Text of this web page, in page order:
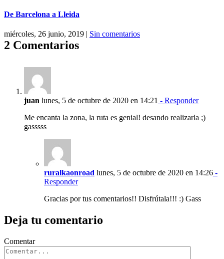
De Barcelona a Lleida
miércoles, 26 junio, 2019 | Sin comentarios
2 Comentarios
juan lunes, 5 de octubre de 2020 en 14:21 - Responder
Me encanta la zona, la ruta es genial! desando realizarla ;)
gasssss
ruralkaonroad lunes, 5 de octubre de 2020 en 14:26 -
Responder
Gracias por tus comentarios!! Disfrútala!!! :) Gass
Deja tu comentario
Comentar